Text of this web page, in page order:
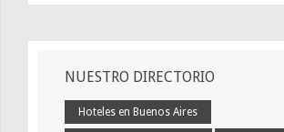
NUESTRO DIRECTORIO
Hoteles en Buenos Aires